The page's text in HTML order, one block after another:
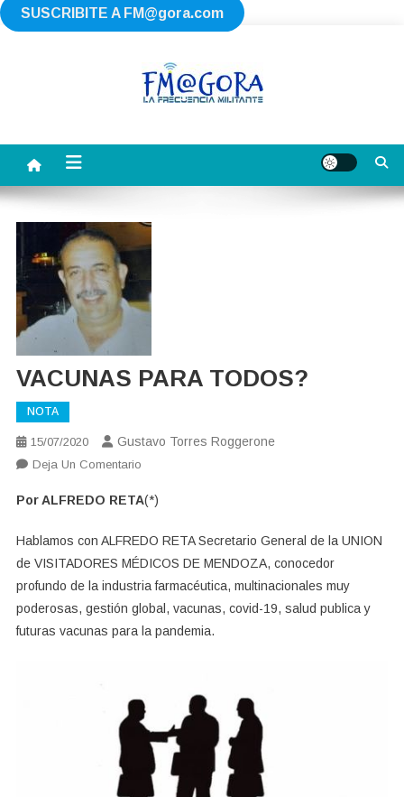
SUSCRIBITE A FM@gora.com
Saltar
VACUNAS PARA TODOS?
NOTA
15/07/2020 Gustavo Torres Roggerone
Deja Un ComentarioEn
PARA
Por ALFREDO RETA(*)
Hablamos con ALFREDO RETA Secretario General de la UNION
de VISITADORES MÉDICOS DE MENDOZA, conocedor
profundo de la industria farmacéutica, multinacionales muy
poderosas, gestión global, vacunas, covid-19, salud publica y
futuras vacunas para la pandemia.